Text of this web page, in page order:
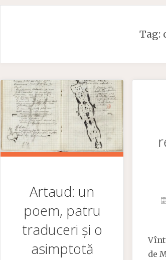
Skip
Tag:
Artaud: un
poem, patru
traduceri și o
asimptotă
de